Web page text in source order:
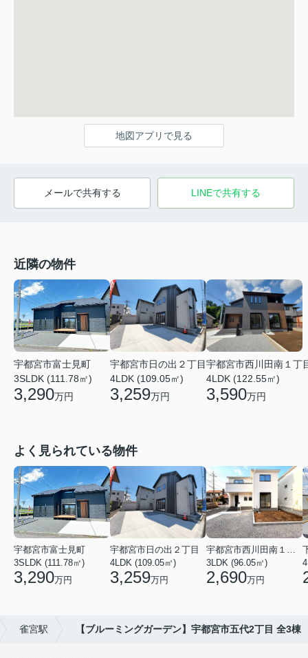
地図アプリで見る
メールで共有する LINEで共有する
近隣の物件
宇都宮市富士見町
3SLDK (111.78㎡)
3,290万円
宇都宮市日の出２丁目
4LDK (109.05㎡)
3,259万円
宇都宮市西川田南１丁
4LDK (122.55㎡)
3,590万円
よく見られている物件
宇都宮市富士見町
3SLDK (111.78㎡)
3,290万円
宇都宮市日の出２丁目
4LDK (109.05㎡)
3,259万円
宇都宮市西川田南１丁目
3LDK (96.05㎡)
2,690万円
雀宮駅 【ブルーミングガーデン】宇都宮市五代2丁目 全3棟